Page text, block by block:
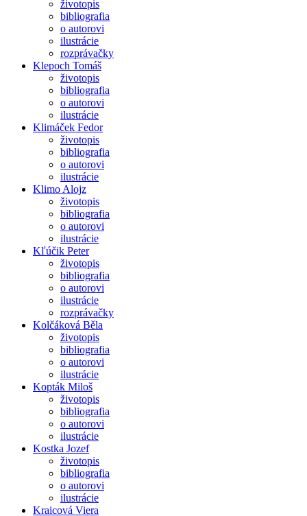
životopis
bibliografia
o autorovi
ilustrácie
rozprávačky
Klepoch Tomáš
životopis
bibliografia
o autorovi
ilustrácie
Klimáček Fedor
životopis
bibliografia
o autorovi
ilustrácie
Klimo Alojz
životopis
bibliografia
o autorovi
ilustrácie
Kľúčik Peter
životopis
bibliografia
o autorovi
ilustrácie
rozprávačky
Kolčáková Běla
životopis
bibliografia
o autorovi
ilustrácie
Kopták Miloš
životopis
bibliografia
o autorovi
ilustrácie
Kostka Jozef
životopis
bibliografia
o autorovi
ilustrácie
Kraicová Viera